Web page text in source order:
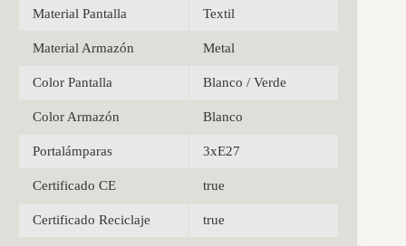
Material Pantalla Textil
Material Armazón Metal
Color Pantalla Blanco / Verde
Color Armazón Blanco
Portalámparas 3xE27
Certificado CE true
Certificado Reciclaje true